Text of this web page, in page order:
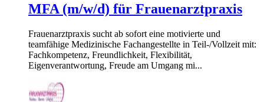
MFA (m/w/d) für Frauenarztpraxis
Frauenarztpraxis sucht ab sofort eine motivierte und
teamfähige Medizinische Fachangestellte in Teil-/Vollzeit mit:
Fachkompetenz, Freundlichkeit, Flexibilität,
Eigenverantwortung, Freude am Umgang mi...